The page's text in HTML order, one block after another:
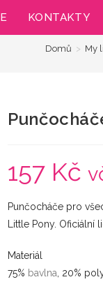
KONTAKTY
Domů > My
157 Kč
Punčocháče pro
Little Pony. Oficiální
Materiál
75% bavlna , 20%